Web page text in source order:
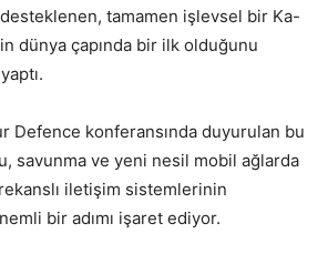
tamamen işlevsel bir Ka-
dünya çapında bir ilk olduğunu
Defence konferansında duyurulan bu
savunma ve yeni nesil mobil ağlarda
iletişim sistemlerinin
bir adımı işaret ediyor.